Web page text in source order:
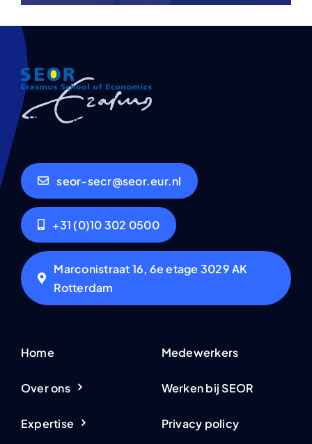
seor-secr@seor.eur.nl
+31 (0)10 302 0500
Marconistraat 16, 6e etage 3029 AK
Rotterdam
Home
Over ons
Expertise
Medewerkers
Werken bij SEOR
Privacy policy